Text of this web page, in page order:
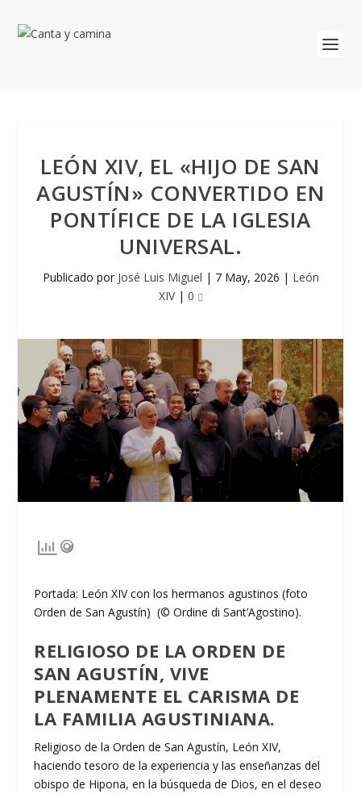
LEÓN XIV, EL «HIJO DE SAN
AGUSTÍN» CONVERTIDO EN
PONTÍFICE DE LA IGLESIA
UNIVERSAL.
Publicado por José Luis Miguel | 7 May, 2026 | León
XIV| 0
Portada: León XIV con los hermanos agustinos (foto
Orden de San Agustín) (© Ordine di Sant’Agostino).
RELIGIOSO DE LA ORDEN DE
SAN AGUSTÍN, VIVE
PLENAMENTE EL CARISMA DE
LA FAMILIA AGUSTINIANA.
Religioso de la Orden de San Agustín, León XIV,
haciendo tesoro de la experiencia y las enseñanzas del
obispo de Hipona, en la búsqueda de Dios, en el deseo